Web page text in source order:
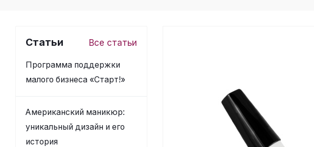
Статьи Все статьи
Программа поддержки
малого бизнеса «Старт!»
Американский маникюр:
уникальный дизайн и его
история